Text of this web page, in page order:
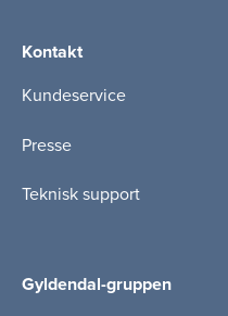
Kontakt
Kundeservice
Presse
Teknisk support
Gyldendal-gruppen